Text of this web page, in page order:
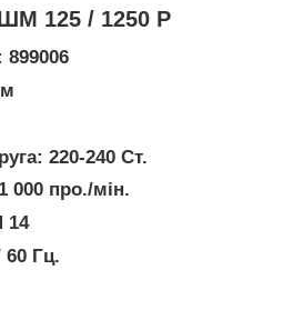
125 / 1250 P
220-240 Ст.
000 про./мін.
14
60 Гц.